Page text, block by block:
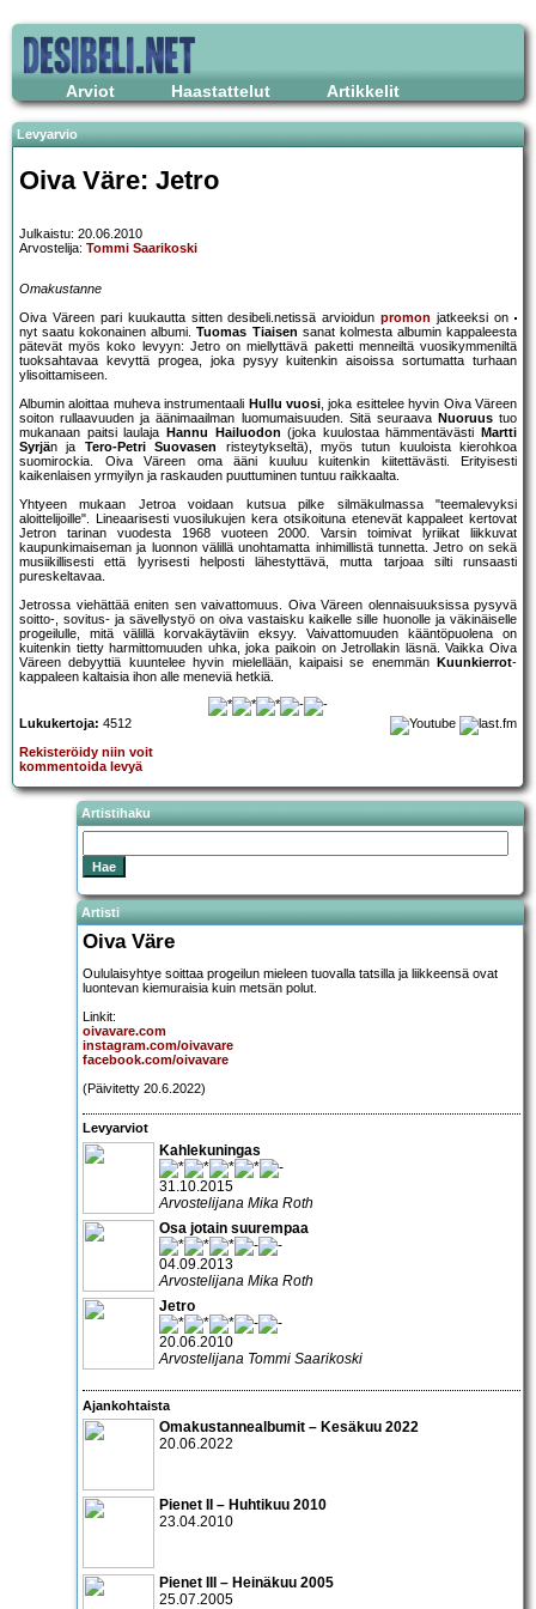
Arviot Haastattelut Artikkelit
Levyarvio
Oiva Väre: Jetro
Julkaistu: 20.06.2010
Arvostelija: Tommi Saarikoski
Omakustanne
Oiva Väreen pari kuukautta sitten desibeli.netissä arvioidunpromon jatkeeksi on
nyt saatu kokonainen albumi.Tuomas Tiaisen sanat kolmesta albumin kappaleesta
pätevät myös koko levyyn: Jetro on miellyttävä paketti menneiltä vuosikymmeniltä
tuoksahtavaa kevyttä progea, joka pysyy kuitenkin aisoissa sortumatta turhaan
ylisoittamiseen.
Albumin aloittaa muheva instrumentaali Hullu vuosi, joka esittelee hyvin Oiva Väreen
soiton rullaavuuden ja äänimaailman luomumaisuuden. Sitä seuraava Nuoruustuo
mukanaan paitsi laulaja
Hannu Hailuodon (joka kuulostaa hämmentävästi
Martti
Syrjän ja Tero-Petri Suovasen risteytykseltä), myös tutun kuuloista kierohkoa
suomirockia. Oiva Väreen oma ääni kuuluu kuitenkin kiitettävästi. Erityisesti
kaikenlaisen yrmyilyn ja raskauden puuttuminen tuntuu raikkaalta.
Yhtyeen mukaan Jetroa voidaan kutsua pilke silmäkulmassa "teemalevyksi
aloittelijoille". Lineaarisesti vuosilukujen kera otsikoituna etenevät kappaleet kertovat
Jetron tarinan vuodesta 1968 vuoteen 2000. Varsin toimivat lyriikat liikkuvat
kaupunkimaiseman ja luonnon välillä unohtamatta inhimillistä tunnetta. Jetro on sekä
musiikillisesti että lyyrisesti helposti lähestyttävä, mutta tarjoaa silti runsaasti
pureskeltavaa.
Jetrossa viehättää eniten sen vaivattomuus. Oiva Väreen olennaisuuksissa pysyvä
soitto-, sovitus- ja sävellystyö on oiva vastaisku kaikelle sille huonolle ja väkinäiselle
progeilulle, mitä välillä korvakäytäviin eksyy. Vaivattomuuden kääntöpuolena on
kuitenkin tietty harmittomuuden uhka, joka paikoin on Jetrollakin läsnä. Vaikka Oiva
Väreen debyyttiä kuuntelee hyvin mielellään, kaipaisi se enemmän
Kuunkierrot-
kappaleen kaltaisia ihon alle meneviä hetkiä.
Lukukertoja: 4512
Rekisteröidy niin voit
kommentoida levyä
Artistihaku
Artisti
Oiva Väre
Oululaisyhtye soittaa progeilun mieleen tuovalla tatsilla ja liikkeensä ovat
luontevan kiemuraisia kuin metsän polut.
Linkit:
oivavare.com
instagram.com/oivavare
facebook.com/oivavare
(Päivitetty 20.6.2022)
Levyarviot
Kahlekuningas
31.10.2015
Arvostelijana Mika Roth
Osa jotain suurempaa
04.09.2013
Arvostelijana Mika Roth
Jetro
20.06.2010
Arvostelijana Tommi Saarikoski
Ajankohtaista
Omakustannealbumit – Kesäkuu 2022
20.06.2022
Pienet II – Huhtikuu 2010
23.04.2010
Pienet III – Heinäkuu 2005
25.07.2005